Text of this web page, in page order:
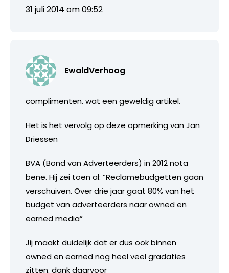
31 juli 2014 om 09:52
EwaldVerhoog
complimenten. wat een geweldig artikel.
Het is het vervolg op deze opmerking van Jan
Driessen
BVA (Bond van Adverteerders) in 2012 nota
bene. Hij zei toen al: “Reclamebudgetten gaan
verschuiven. Over drie jaar gaat 80% van het
budget van adverteerders naar owned en
earned media”
Jij maakt duidelijk dat er dus ook binnen
owned en earned nog heel veel gradaties
zitten. dank daarvoor